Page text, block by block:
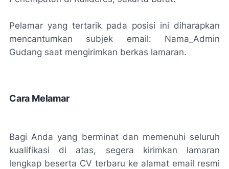
Pelamar yang tertarik pada posisi ini diharapkan
mencantumkan subjek email: Nama_Admin
Gudang saat mengirimkan berkas lamaran.
Cara Melamar
Bagi Anda yang berminat dan memenuhi seluruh
kualifikasi di atas, segera kirimkan lamaran
lengkap beserta CV terbaru ke alamat email resmi